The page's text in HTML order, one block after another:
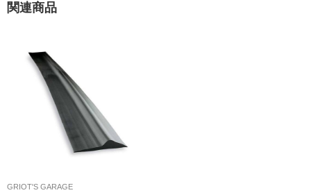
関連商品
GRIOT'S GARAGE